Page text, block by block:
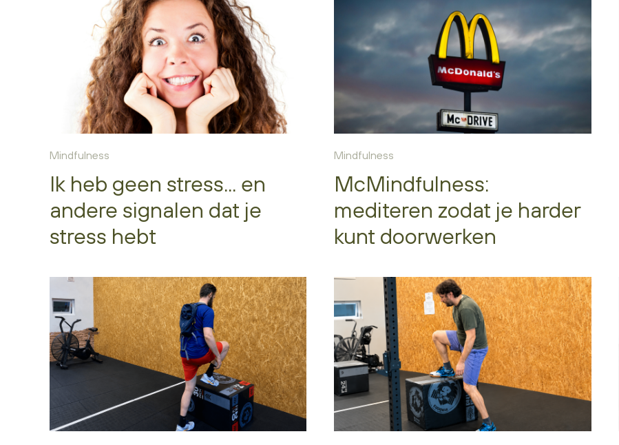
Mindfulness
Ik heb geen stress... en
andere signalen dat je
stress hebt
Mindfulness
McMindfulness:
mediteren zodat je harder
kunt doorwerken